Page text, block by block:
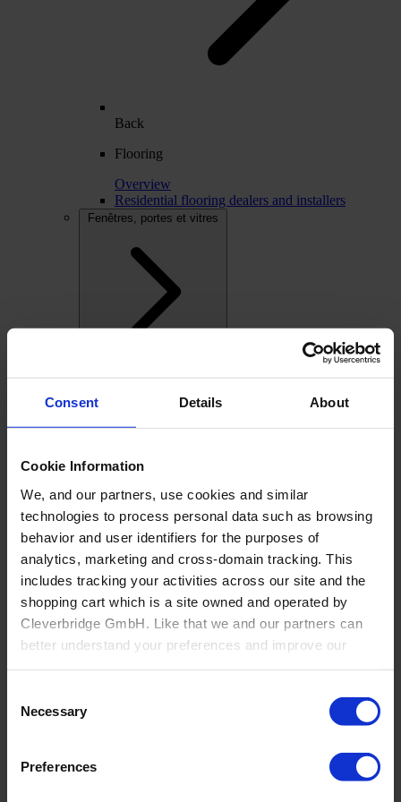
Consent Details About
Cookie Information
We, and our partners, use cookies and similar
technologies to process personal data such as browsing
behavior and user identifiers for the purposes of
analytics, marketing and cross-domain tracking. This
includes tracking your activities across our site and the
shopping cart which is a site owned and operated by
Cleverbridge GmbH. Like that we and our partners can
better understand your preferences and improve our
Also, the operator of the shopping cart, Cleverbridge
GmbH, conducts independent tracking on the shopping
cart for its own purposes. We are collecting your consent
on behalf of the Cleverbridge GmbH.
Selection
Necessary
Preferences
Back
Flooring
Overview
Residential flooring dealers and installers
Fenêtres, portes et vitres
Back
Ouvertures architecturales, distribution et